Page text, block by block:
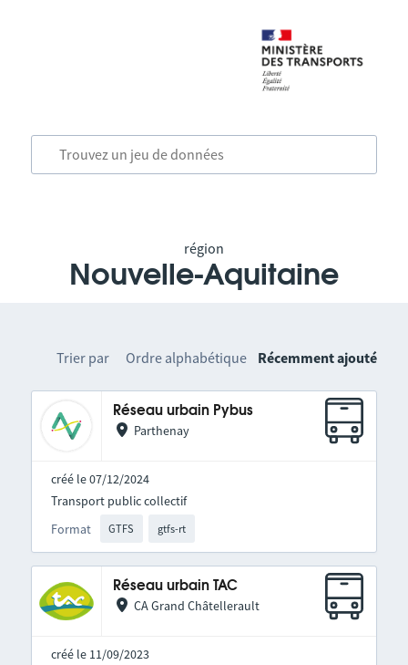
région
Nouvelle-Aquitaine
Trier par Ordre alphabétique Récemment ajouté
Réseau urbain Pybus
Parthenay
créé le 07/12/2024
Format GTFS gtfs-rt
Transport public collectif
Réseau urbain TAC
CA Grand Châtellerault
créé le 11/09/2023